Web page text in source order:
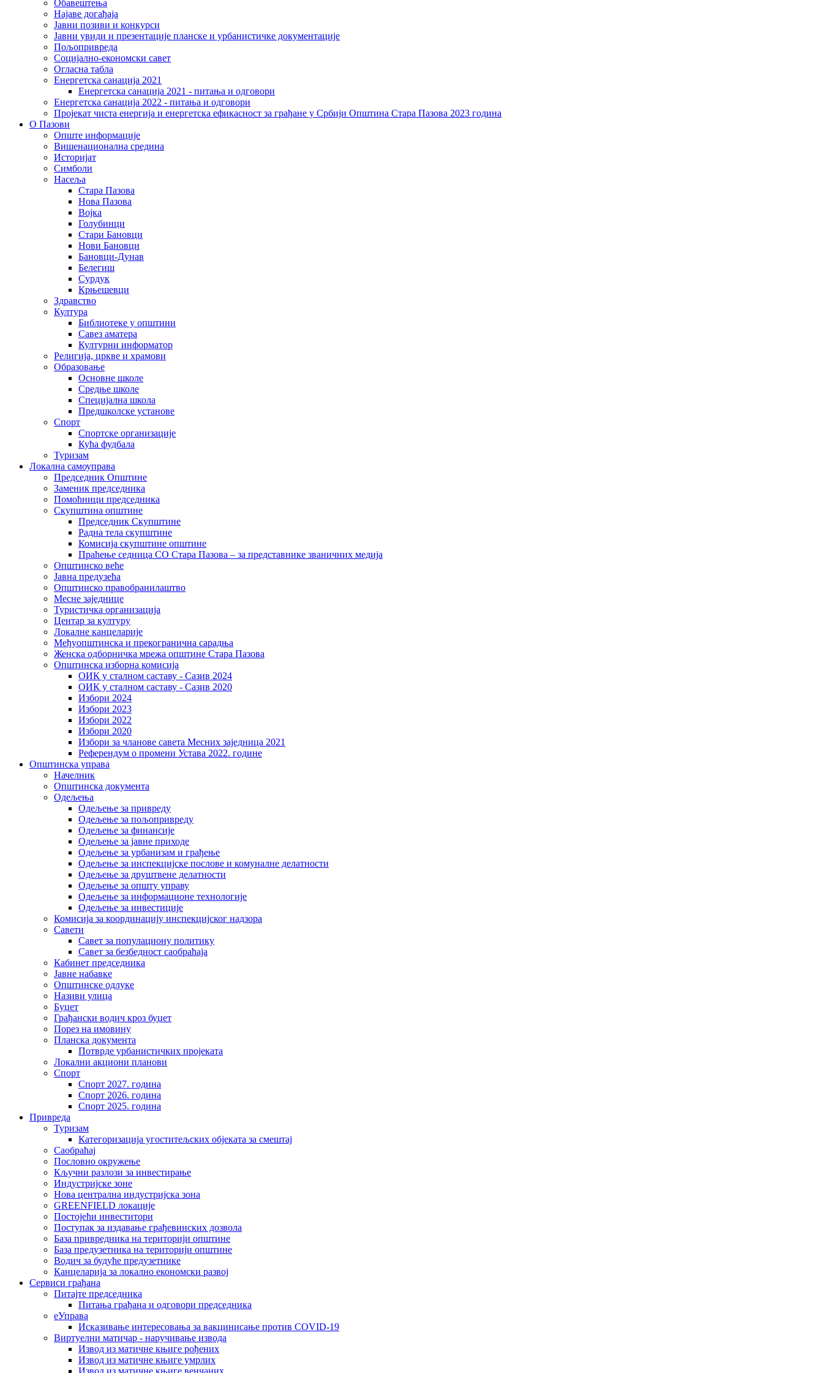
Обавештења
Најаве догађаја
Јавни позиви и конкурси
Јавни увиди и презентације планске и урбанистичке документације
Пољопривреда
Социјално-економски сaвет
Огласна табла
Енергетска санација 2021
Енергетска санација 2021 - питања и одговори
Енергетска санација 2022 - питања и одговори
Пројекат чиста енергија и енергетска ефикасност за грађане у Србији Општина Стара Пазова 2023 година
О Пазови
Опште информације
Вишенационална средина
Историјат
Симболи
Насеља
Стара Пазова
Нова Пазова
Војка
Голубинци
Стари Бановци
Нови Бановци
Бановци-Дунав
Белегиш
Сурдук
Крњешевци
Здравство
Култура
Библиотеке у општини
Савез аматера
Културни информатор
Религија, цркве и храмови
Образовање
Основне школе
Средње школе
Специјална школа
Предшколске установе
Спорт
Спортске организације
Кућа фудбала
Туризам
Локална самоуправа
Председник Општине
Заменик председника
Помоћници председника
Скупштина општине
Председник Скупштине
Радна тела скупштине
Комисија скупштине општине
Праћење седница СО Стара Пазова – за представнике званичних медија
Општинско веће
Јавна предузећа
Општинско правобранилаштво
Месне заједнице
Туристичка организација
Центaр за културу
Локалне канцеларије
Међуопштинска и прекогранична сарадња
Женска одборничка мрежа општине Стара Пазова
Општинска изборна комисија
ОИК у сталном саставу - Сазив 2024
ОИК у сталном саставу - Сазив 2020
Избори 2024
Избори 2023
Избори 2022
Избори 2020
Избори за чланове савета Месних заједница 2021
Референдум о промени Устава 2022. године
Општинска управа
Начелник
Општинска документа
Одељења
Одељење за привреду
Одељење за пољопривреду
Одељење за финансије
Одељење за јавне приходе
Одељење за урбанизам и грађење
Одељење за инспекцијске послове и комуналне делатности
Одељење за друштвене делатности
Одељење за општу управу
Одељење за информационе технологије
Одељење за инвестиције
Комисија за координацију инспекцијског надзора
Савети
Савет за популациону политику
Савет за безбедност саобраћаја
Кабинет председника
Јавне набавке
Општинске одлуке
Називи улица
Буџет
Грађански водич кроз буџет
Порез на имовину
Планска документа
Потврде урбанистичких пројеката
Локални акциони планови
Спорт
Спорт 2027. година
Спорт 2026. година
Спорт 2025. година
Привреда
Туризам
Категоризација угоститељских објеката за смештај
Саобраћај
Пословно окружење
Кључни разлози за инвестирање
Индустријске зоне
Нова централна индустријска зона
GREENFIELD локације
Постојећи инвеститори
Поступак за издавање грађевинских дозвола
База привредника на територији општине
База предузетника на територији општине
Водич за будуће предузетнике
Канцеларија за локално економски развој
Сервиси грађана
Питајте председника
Питања грађана и одговори председника
еУправа
Исказивање интересовања за вакцинисање против COVID-19
Виртуелни матичар - наручивање извода
Извод из матичне књиге рођених
Извод из матичне књиге умрлих
Извод из матичне књиге венчаних